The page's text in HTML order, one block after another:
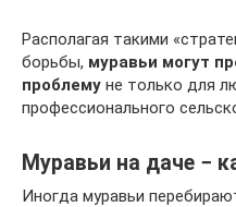
Располагая такими
борьбы, муравьи могут
проблему не только для
профессионального
Муравьи на даче −
Иногда муравьи